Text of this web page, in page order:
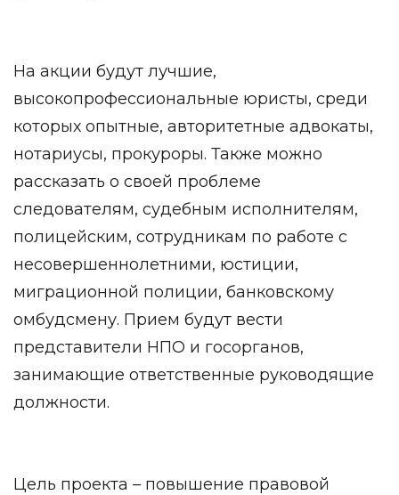
На акции будут лучшие,
высокопрофессиональные юристы, среди
которых опытные, авторитетные адвокаты,
нотариусы, прокуроры. Также можно
рассказать о своей проблеме
следователям, судебным исполнителям,
полицейским, сотрудникам по работе с
несовершеннолетними, юстиции,
миграционной полиции, банковскому
омбудсмену. Прием будут вести
представители НПО и госорганов,
занимающие ответственные руководящие
должности.
Цель проекта – повышение правовой